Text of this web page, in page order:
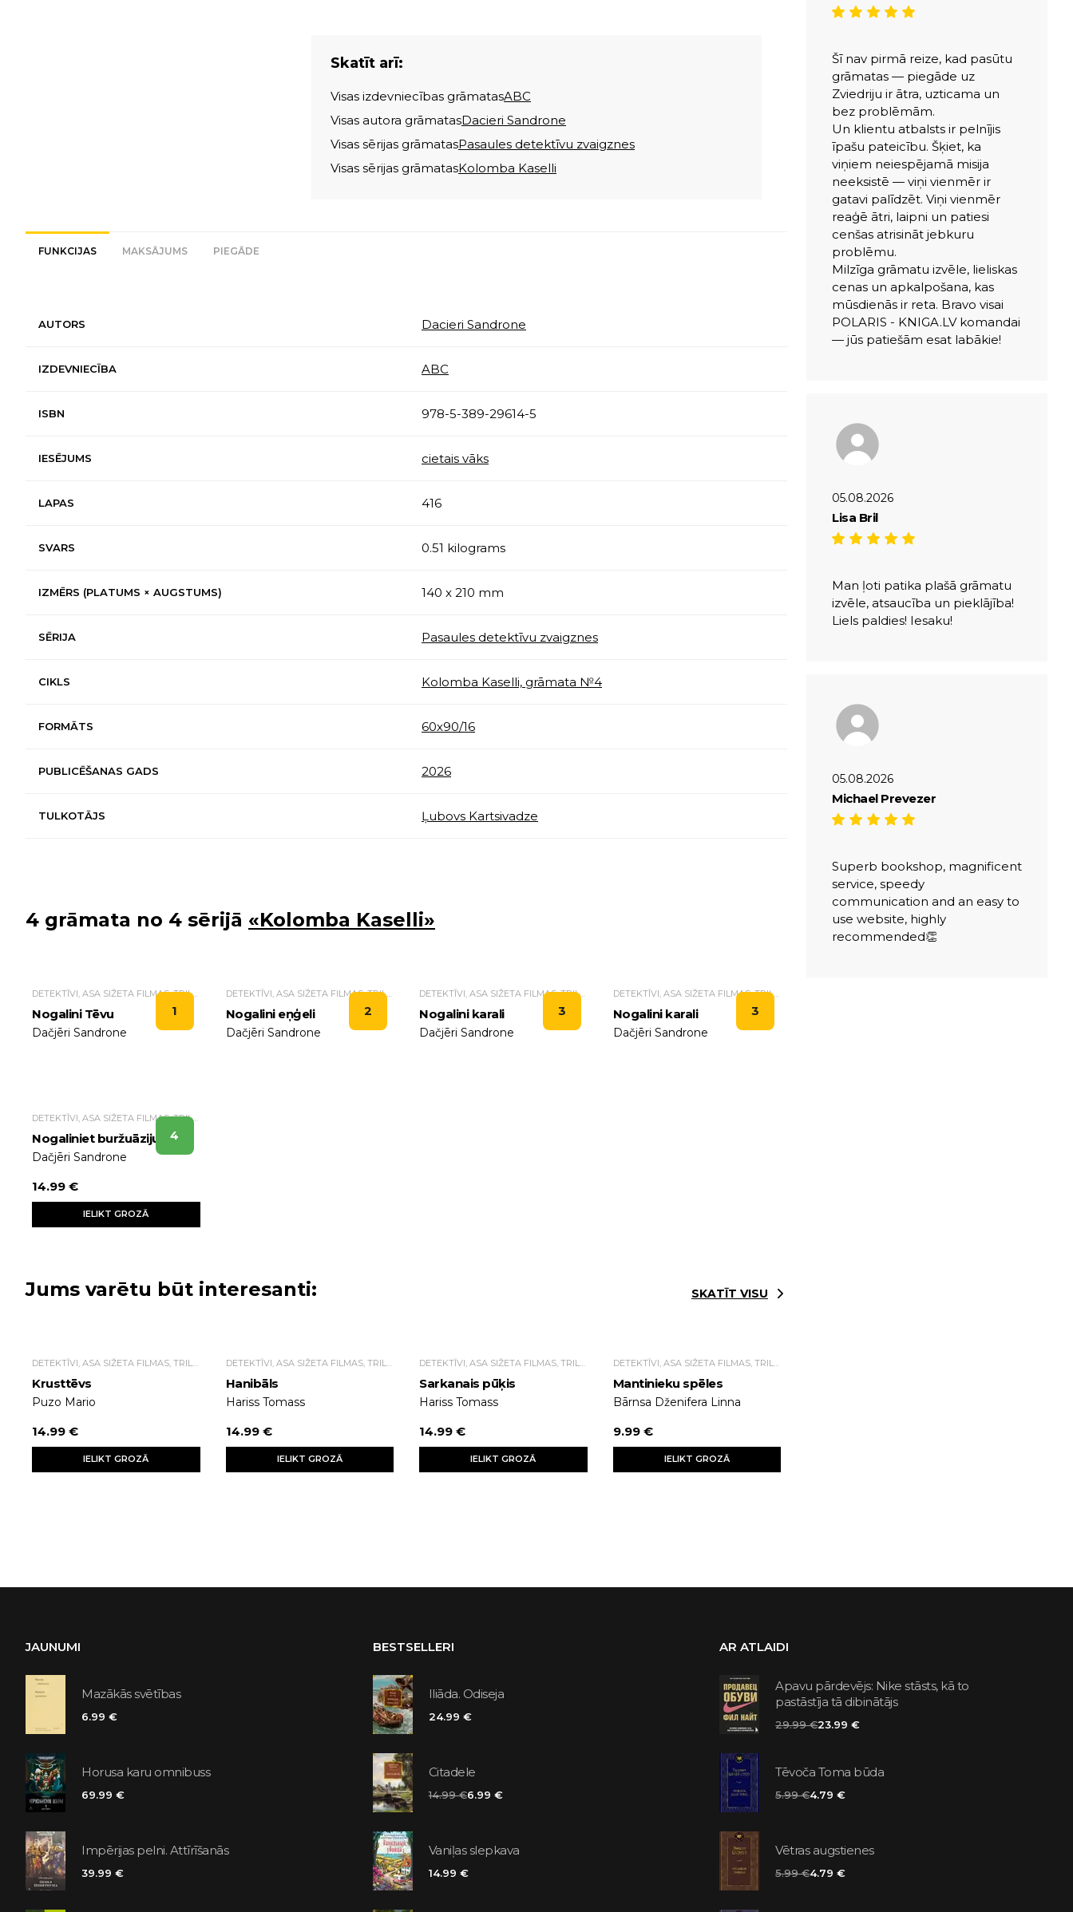
Skatīt arī:
Visas izdevniecības grāmatasABC
Visas autora grāmatasDacieri Sandrone
Visas sērijas grāmatasPasaules detektīvu zvaigznes
Visas sērijas grāmatasKolomba Kaselli
FUNKCIJAS MAKSĀJUMS PIEGĀDE
AUTORS Dacieri Sandrone
IZDEVNIECĪBA ABC
ISBN 978-5-389-29614-5
IESĒJUMS cietais vāks
LAPAS 416
SVARS 0.51 kilograms
IZMĒRS (PLATUMS × AUGSTUMS) 140 x 210 mm
SĒRIJA Pasaules detektīvu zvaigznes
CIKLS Kolomba Kaselli, grāmata №4
FORMĀTS 60х90/16
PUBLICĒŠANAS GADS 2026
TULKOTĀJS Ļubovs Kartsivadze
4 grāmata no 4 sērijā «Kolomba Kaselli»
1
DETEKTĪVI, ASA SIŽETA FILMAS, TRILLERI.
Nogalini Tēvu
Dačjēri Sandrone
2
DETEKTĪVI, ASA SIŽETA FILMAS, TRILLERI.
Nogalini eņģeli
Dačjēri Sandrone
3
DETEKTĪVI, ASA SIŽETA FILMAS, TRILLERI.
Nogalini karali
Dačjēri Sandrone
3
DETEKTĪVI, ASA SIŽETA FILMAS, TRILLERI.
Nogalini karali
Dačjēri Sandrone
4
DETEKTĪVI, ASA SIŽETA FILMAS, TRILLERI.
Nogaliniet buržuāziju
Dačjēri Sandrone
14.99 €
IELIKT GROZĀ
Jums varētu būt interesanti: SKATĪT VISU
Krusttēvs
Puzo Mario
14.99 €
IELIKT GROZĀ
Hanibāls
Hariss Tomass
14.99 €
IELIKT GROZĀ
Sarkanais pūķis
Hariss Tomass
14.99 €
IELIKT GROZĀ
Mantinieku spēles
Bārnsa Dženifera Linna
9.99 €
IELIKT GROZĀ
Šī nav pirmā reize, kad pasūtu
grāmatas — piegāde uz
Zviedriju ir ātra, uzticama un
bez problēmām.
Un klientu atbalsts ir pelnījis
īpašu pateicību. Šķiet, ka
viņiem neiespējamā misija
neeksistē — viņi vienmēr ir
gatavi palīdzēt. Viņi vienmēr
reaģē ātri, laipni un patiesi
cenšas atrisināt jebkuru
problēmu.
Milzīga grāmatu izvēle, lieliskas
cenas un apkalpošana, kas
mūsdienās ir reta. Bravo visai
POLARIS - KNIGA.LV komandai
— jūs patiešām esat labākie!
05.08.2026
Lisa Bril
Man ļoti patika plašā grāmatu
izvēle, atsaucība un pieklājība!
Liels paldies! Iesaku!
05.08.2026
Michael Prevezer
Superb bookshop, magnificent
service, speedy
communication and an easy to
use website, highly
recommended👏
JAUNUMI
Mazākās svētības
6.99 €
Horusa karu omnibuss
69.99 €
Impērijas pelni. Attīrīšanās
39.99 €
BESTSELLERI
Iliāda. Odiseja
24.99 €
Citadele
14.99 €6.99 €
Vaniļas slepkava
14.99 €
AR ATLAIDI
Apavu pārdevējs: Nike stāsts, kā to
pastāstīja tā dibinātājs
29.99 €23.99 €
Tēvoča Toma būda
5.99 €4.79 €
Vētras augstienes
5.99 €4.79 €